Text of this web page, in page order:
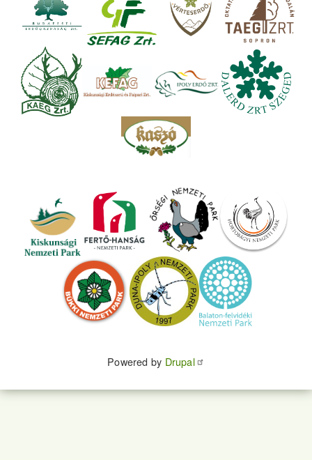
Powered by Drupal